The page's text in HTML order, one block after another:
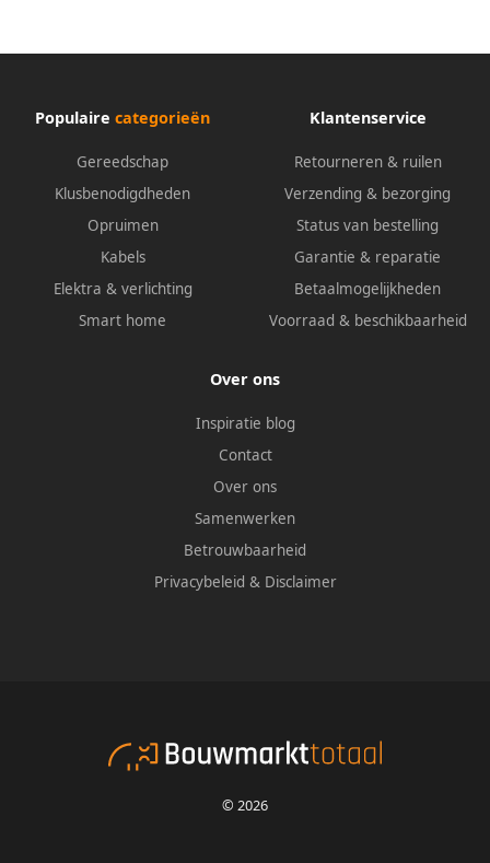
Populaire categorieën
Gereedschap
Klusbenodigdheden
Opruimen
Kabels
Elektra & verlichting
Smart home
Klantenservice
Retourneren & ruilen
Verzending & bezorging
Status van bestelling
Garantie & reparatie
Betaalmogelijkheden
Voorraad & beschikbaarheid
Over ons
Inspiratie blog
Contact
Over ons
Samenwerken
Betrouwbaarheid
Privacybeleid & Disclaimer
© 2026